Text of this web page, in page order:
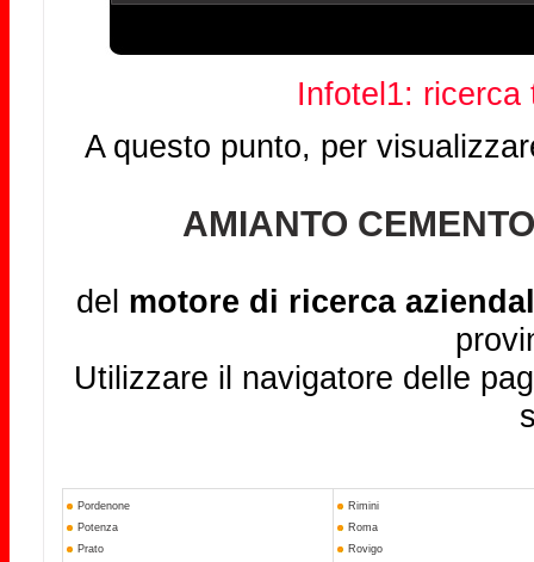
Infotel1: ricerca
A questo punto, per
AMIANTO
del motore di ricerca
Utilizzare il navigatore delle
Pordenone
Potenza
Prato
Rimini
Roma
Rovigo